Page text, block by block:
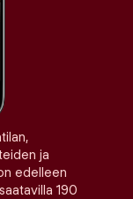
ja
edelleen
190